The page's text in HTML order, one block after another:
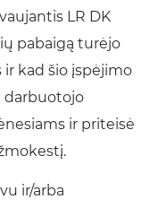
LR DK
pabaigą turėjo
kad šio įspėjimo
darbuotojo
ir priteisė
ir/arba